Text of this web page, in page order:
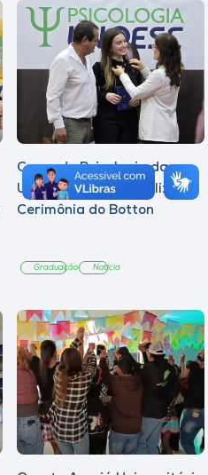
Curso de Psicologia da
Unoesc Joaçaba realiza 2ª
Cerimônia do Botton
Graduação Notícia